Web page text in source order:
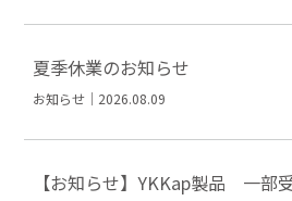
夏季休業のお知らせ
お知らせ｜2026.08.09
【お知らせ】YKKap製品 一部